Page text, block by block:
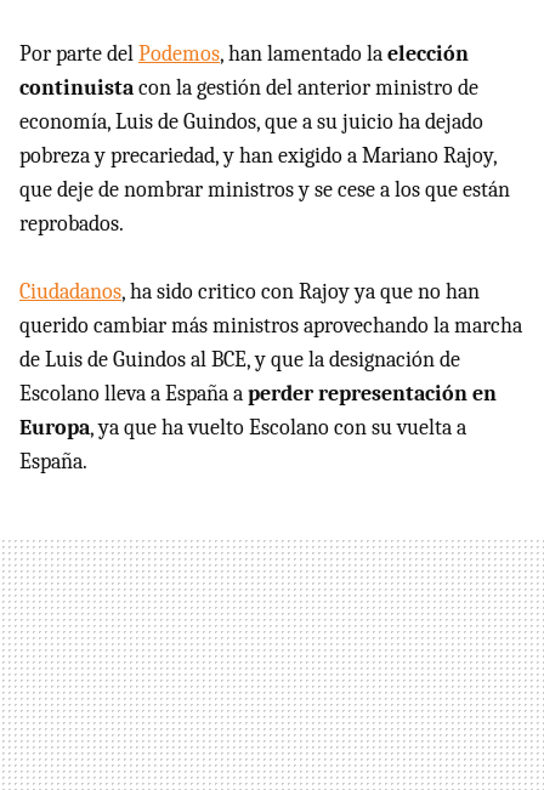
Por parte delPodemos, han lamentado laelección
continuistacon la gestión del anterior ministro de
economía, Luis de Guindos, que a su juicio ha dejado
pobreza y precariedad, y han exigido a Mariano Rajoy,
que deje de nombrar ministros y se cese a los que están
reprobados.
Ciudadanos, ha sido critico con Rajoy ya que no han
querido cambiar más ministros aprovechando la marcha
de Luis de Guindos al BCE, y que la designación de
Escolano lleva a España aperder representación en
Europa, ya que ha vuelto Escolano con su vuelta a
España.